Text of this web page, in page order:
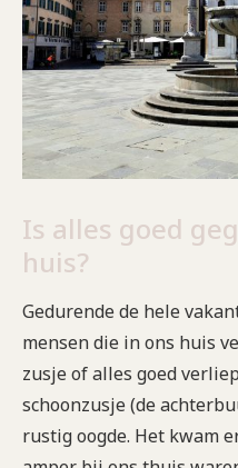
Is alles goed
huis?
Gedurende de hele
mensen die in ons huis
zusje of alles goed
schoonzusje (de
rustig oogde. Het kwam